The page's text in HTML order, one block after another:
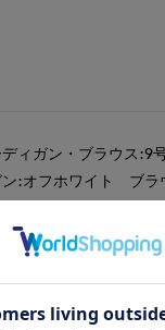
ディガン・ブラウス
ン:オフホワイト ブ
ィガン。 どんなアイ
爽やかさも演出して
嬉しいアイテムです